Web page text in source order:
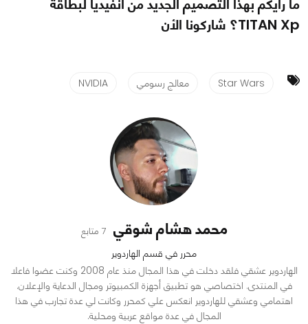
ما رأيكم بهذا التصميم الجديد من انفيديا لبطاقة
TITAN Xp؟ شاركونا الأن
Star Wars معالج رسومي NVIDIA
محمد هشام شوقي 7 متابع
محرر في قسم الهاردوير
الهاردوير عشقي فلقد دخلت في هذا المجال منذ عام 2008 وكنت عضوا فاعلا
في المنتدى. اختصاصي هو تطبيق أجهزة الكمبيوتر ومجال الدعاية والإعلان.
اهتمامي وعشقي للهاردوير انعكس علي كمحرر وكانت لي عدة تجارب في هذا
المجال في عدة مواقع عربية ومحلية.